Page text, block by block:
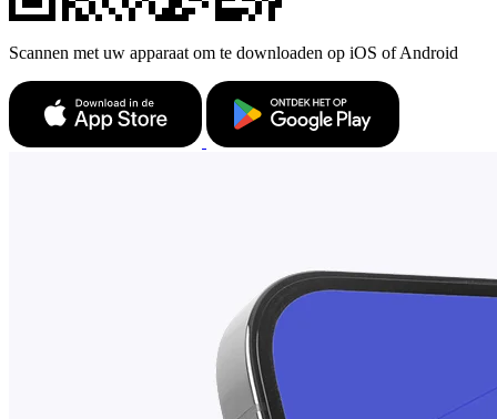
Scannen met uw apparaat om te downloaden op iOS of Android